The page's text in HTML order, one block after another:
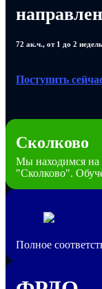
72 ак.ч., от 1 до 2 недель
Поступить
Сколково
Мы находимся на
"Сколково".
Полное